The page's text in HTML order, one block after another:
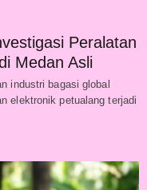
Peralatan
Medan Asli
industri bagasi global
elektronik petualang terjadi